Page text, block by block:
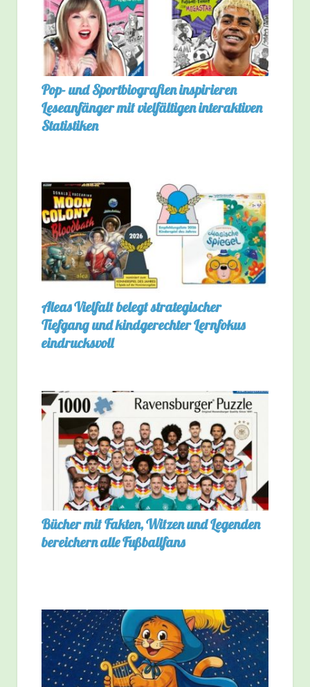
Pop- und Sportbiografien inspirieren
Leseanfänger mit vielfältigen interaktiven
Statistiken
Aleas Vielfalt belegt strategischer
Tiefgang und kindgerechter Lernfokus
eindrucksvoll
Bücher mit Fakten, Witzen und Legenden
bereichern alle Fußballfans